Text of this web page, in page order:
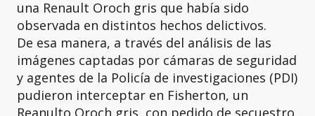
una Renault Oroch gris que había sido
observada en distintos hechos delictivos.
De esa manera, a través del análisis de las
imágenes captadas por cámaras de seguridad
y agentes de la Policía de investigaciones (PDI)
pudieron interceptar en Fisherton, un
Reanulto Oroch gris, con pedido de secuestro